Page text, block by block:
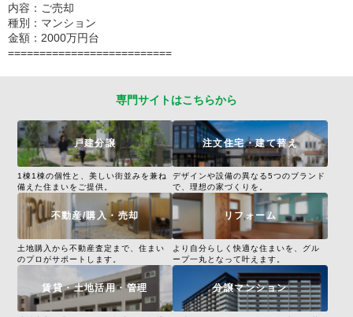
内容：ご売却
種別：マンション
金額：2000万円台
==========================
専門サイトはこちらから
戸建分譲
1棟1棟の個性と、美しい街並みを兼ね
備えた住まいをご提供。
注文住宅・建て替え
デザインや設備の異なる5つのブランド
で、理想の家づくりを。
不動産/購入・売却
土地購入から不動産査定まで、住まい
のプロがサポートします。
リフォーム
より自分らしく快適な住まいを、グル
ープ一丸となって叶えます。
賃貸・土地活用・管理 分譲マンション